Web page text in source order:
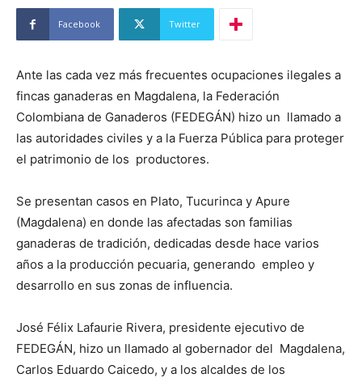
Facebook Twitter
Ante las cada vez más frecuentes ocupaciones ilegales a
fincas ganaderas en Magdalena, la Federación
Colombiana de Ganaderos (FEDEGÁN) hizo un llamado a
las autoridades civiles y a la Fuerza Pública para proteger
el patrimonio de los productores.
Se presentan casos en Plato, Tucurinca y Apure
(Magdalena) en donde las afectadas son familias
ganaderas de tradición, dedicadas desde hace varios
años a la producción pecuaria, generando empleo y
desarrollo en sus zonas de influencia.
José Félix Lafaurie Rivera, presidente ejecutivo de
FEDEGÁN, hizo un llamado al gobernador del Magdalena,
Carlos Eduardo Caicedo, y a los alcaldes de los